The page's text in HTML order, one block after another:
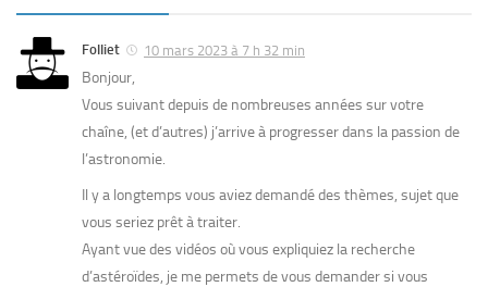
Folliet 10 mars 2023 à 7 h 32 min
Bonjour,
Vous suivant depuis de nombreuses années sur votre
chaîne, (et d’autres) j’arrive à progresser dans la passion de
l’astronomie.
Il y a longtemps vous aviez demandé des thèmes, sujet que
vous seriez prêt à traiter.
Ayant vue des vidéos où vous expliquiez la recherche
d’astéroïdes, je me permets de vous demander si vous